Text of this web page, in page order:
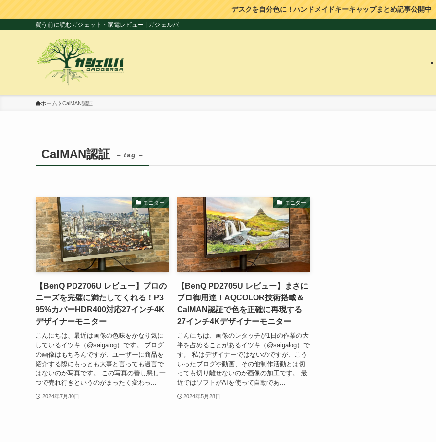
デスクを自分色に！ハンドメイドキーキャップまとめ記事公開中
買う前に読むガジェット・家電レビュー | ガジェルバ
ホーム CalMAN認証
CalMAN認証 – tag –
モニター
【BenQ PD2706U レビュー】プロの
ニーズを完璧に満たしてくれる！P3
95%カバーHDR400対応27インチ4K
デザイナーモニター
こんにちは、最近は画像の色味をかなり気に
しているイツキ（@saigalog）です。 ブログ
の画像はもちろんですが、ユーザーに商品を
紹介する際にもっとも大事と言っても過言で
はないのが写真です。 この写真の善し悪し一
つで売れ行きというのがまったく変わっ...
2024年7月30日
モニター
【BenQ PD2705U レビュー】まさに
プロ御用達！AQCOLOR技術搭載＆
CalMAN認証で色を正確に再現する
27インチ4Kデザイナーモニター
こんにちは、画像のレタッチが1日の作業の大
半を占めることがあるイツキ（@saigalog）で
す。 私はデザイナーではないのですが、こう
いったブログや動画、その他制作活動とは切
っても切り離せないのが画像の加工です。 最
近ではソフトがAIを使って自動であ...
2024年5月28日